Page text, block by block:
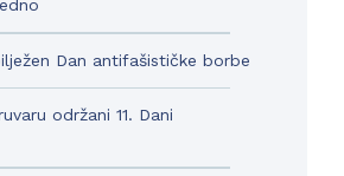
Dan antifašističke borbe
održani 11. Dani